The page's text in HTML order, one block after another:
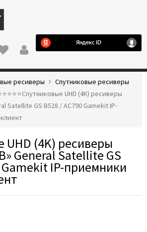
ресиверы
Спутниковые ресиверы
UHD (4K) ресиверы
Satellite GS B528 / AC790 Gamekit IP-
UHD (4K) ресиверы
General Satellite GS
Gamekit IP-приемники